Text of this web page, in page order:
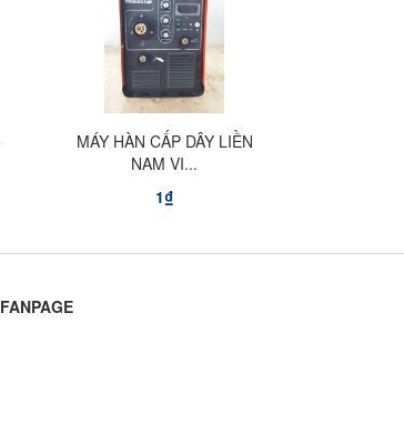
MÁY HÀN CẤP DÂY LIỀN
NAM VI...
1₫
FANPAGE